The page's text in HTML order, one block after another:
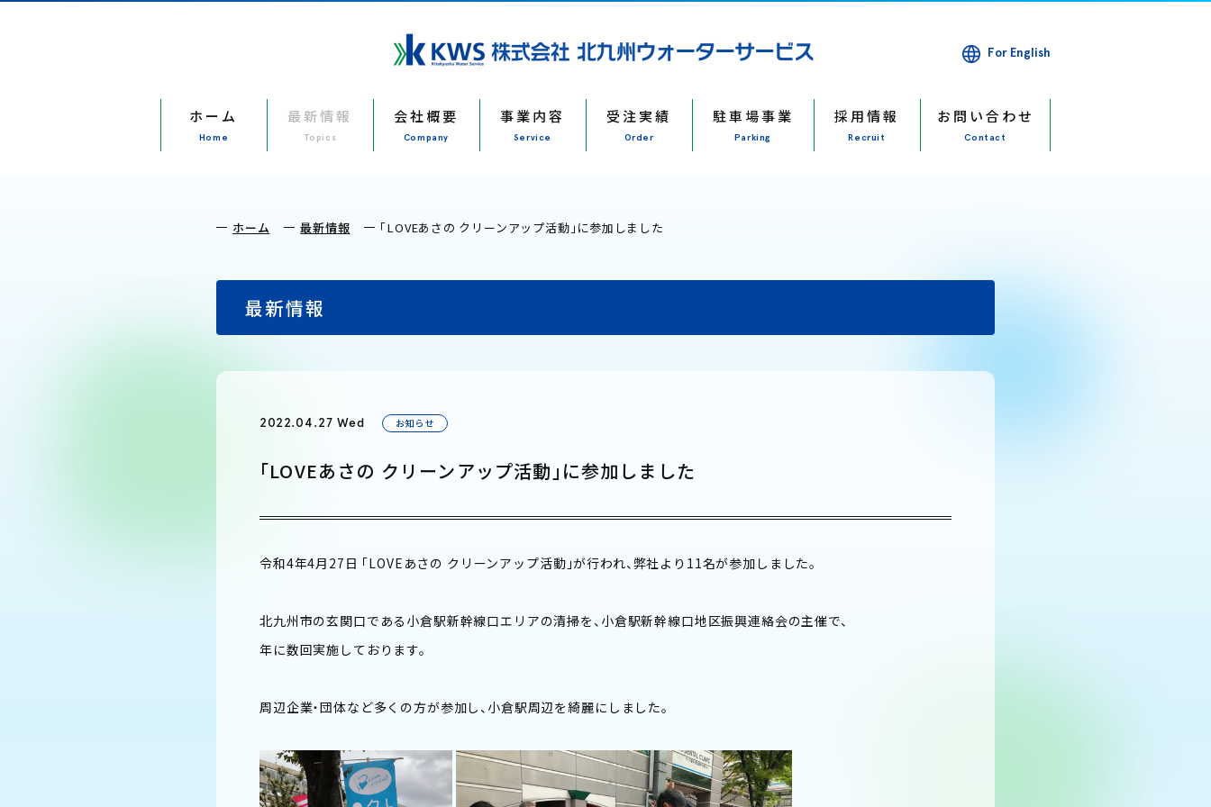
ホーム
Home
最新情報
Topics
会社概要
Company
事業内容
Service
受注実績
Order
駐車場事業
Parking
採用情報
Recruit
お問い合わせ
Contact
For English
ホーム 最新情報 「LOVEあさの クリーンアップ活動」に参加しました
最新情報
2022.04.27 Wed お知らせ
「LOVEあさの クリーンアップ活動」に参加しました
令和4年4月27日 「LOVEあさの クリーンアップ活動」が行われ、弊社より11名が参加しました。
北九州市の玄関口である小倉駅新幹線口エリアの清掃を、小倉駅新幹線口地区振興連絡会の主催で、
年に数回実施しております。
周辺企業・団体など多くの方が参加し、小倉駅周辺を綺麗にしました。